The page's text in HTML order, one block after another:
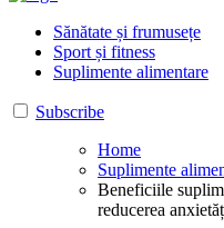
Sportputere
Sport și fitness
Sănătate și frumusețe
Sport și fitness
Suplimente alimentare
Subscribe
Home
Suplimente
Beneficiile
reducerea